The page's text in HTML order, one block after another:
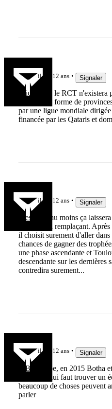
il y a 12 ans Signaler
D'ici 2015, le RCT n'existera
réunis sous forme de
par une ligue mondiale
financée par les Qataris et
il y a 12 ans Signaler
C'est bien au moins ça
trouver son remplaçant.
il choisit surement d'aller
chances de gagner des
une phase ascendante et
descendante sur les dernières
contredira surement...
il y a 12 ans Signaler
MB anticipe, en 2015 Botha
carrière, il lui faut trouver un
beaucoup de choses peuvent
parler